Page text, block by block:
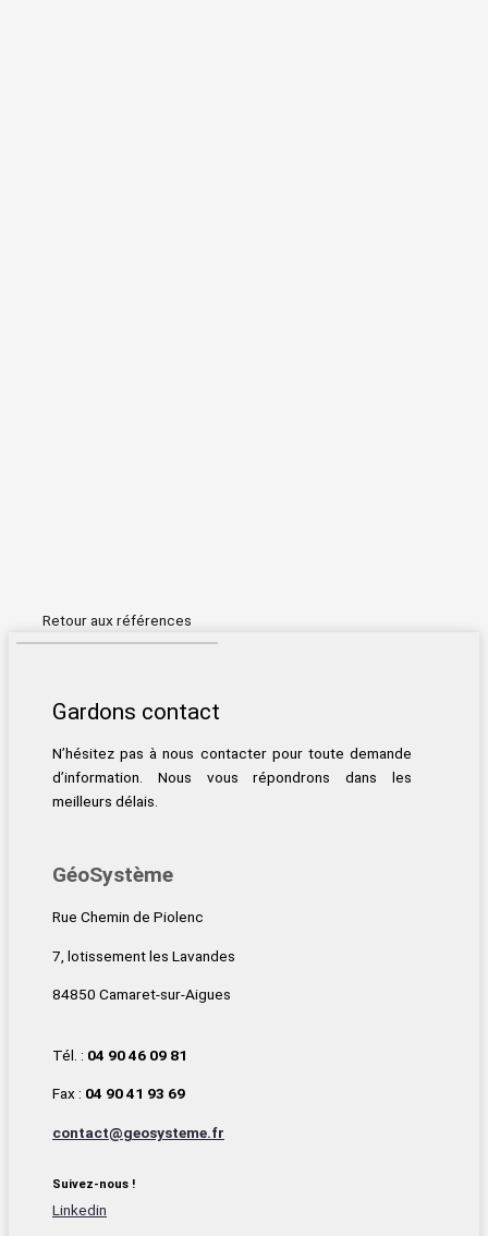
Retour aux références
Gardons contact
N’hésitez pas à nous contacter pour toute demande
d’information. Nous vous répondrons dans les
meilleurs délais.
GéoSystème
Rue Chemin de Piolenc
7, lotissement les Lavandes
84850 Camaret-sur-Aigues
Tél. : 04 90 46 09 81
Fax : 04 90 41 93 69
contact@geosysteme.fr
Suivez-nous !
Linkedin